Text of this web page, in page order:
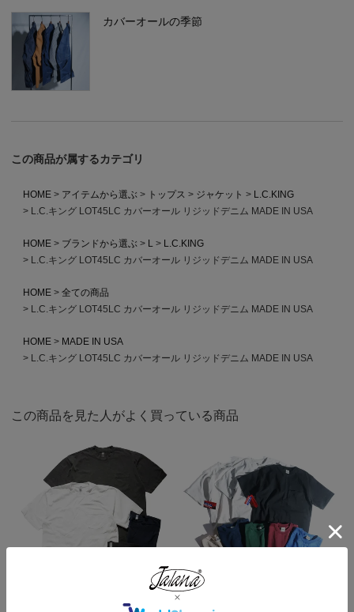
カバーオールの季節
この商品が属するカテゴリ
HOME アイテムから選ぶ トップス ジャケット
L.C.KING
L.C.キング LOT45LC カバーオール リジッドデニム MADE IN USA
HOME ブランドから選ぶ L
L.C.KING
L.C.キング LOT45LC カバーオール リジッドデニム MADE IN USA
HOME
全ての商品
L.C.キング LOT45LC カバーオール リジッドデニム MADE IN USA
HOME
MADE IN USA
L.C.キング LOT45LC カバーオール リジッドデニム MADE IN USA
この商品を見た人がよく買っている商品
ロサンゼルスアパレル LOSANGE